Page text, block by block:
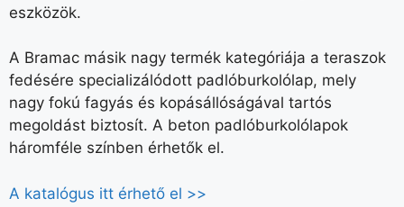
eszközök.
A Bramac másik nagy termék kategóriája a teraszok
fedésére specializálódott padlóburkolólap, mely
nagy fokú fagyás és kopásállóságával tartós
megoldást biztosít. A beton padlóburkolólapok
háromféle színben érhetők el.
A katalógus itt érhető el >>